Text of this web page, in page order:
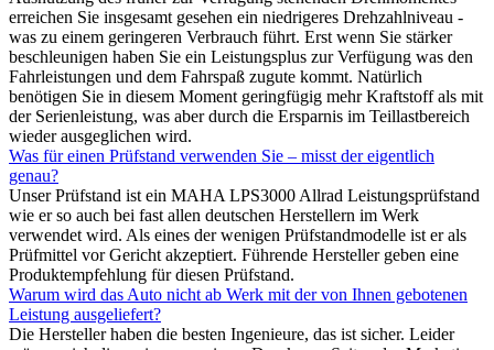
erreichen Sie insgesamt gesehen ein niedrigeres Drehzahlniveau -
was zu einem geringeren Verbrauch führt. Erst wenn Sie stärker
beschleunigen haben Sie ein Leistungsplus zur Verfügung was den
Fahrleistungen und dem Fahrspaß zugute kommt. Natürlich
benötigen Sie in diesem Moment geringfügig mehr Kraftstoff als mit
der Serienleistung, was aber durch die Ersparnis im Teillastbereich
wieder ausgeglichen wird.
Was für einen Prüfstand verwenden Sie – misst der eigentlich
genau?
Unser Prüfstand ist ein MAHA LPS3000 Allrad Leistungsprüfstand
wie er so auch bei fast allen deutschen Herstellern im Werk
verwendet wird. Als eines der wenigen Prüfstandmodelle ist er als
Prüfmittel vor Gericht akzeptiert. Führende Hersteller geben eine
Produktempfehlung für diesen Prüfstand.
Warum wird das Auto nicht ab Werk mit der von Ihnen gebotenen
Leistung ausgeliefert?
Die Hersteller haben die besten Ingenieure, das ist sicher. Leider